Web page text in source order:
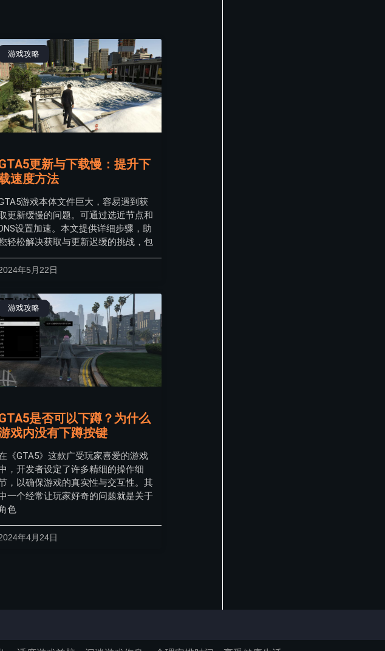
游戏攻略
更新与下载慢：提升下
速度方法
游戏本体文件巨大，容易遇到获
更新缓慢的问题。可通过选近节点和
设置加速。本文提供详细步骤，助
轻松解决获取与更新迟缓的挑战，包
年5月22日
游戏攻略
是否可以下蹲？为什么
戏内没有下蹲按键
《GTA5》这款广受玩家喜爱的游戏
，开发者设定了许多精细的操作细
，以确保游戏的真实性与交互性。其
一个经常让玩家好奇的问题就是关于
色
年4月24日